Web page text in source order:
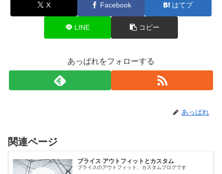
X Facebook はてブ
LINE コピー
あっぱれをフォローする
あっぱれ
関連ページ
ブライス アウトフィットとカスタム
ブライスのアウトフィット、カスタムブログです